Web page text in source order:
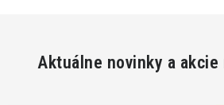
Aktuálne novinky a akcie